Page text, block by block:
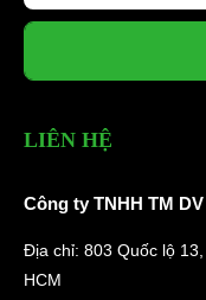
LIÊN HỆ
Công ty TNHH TM
Địa chỉ: 803 Quốc lộ
HCM